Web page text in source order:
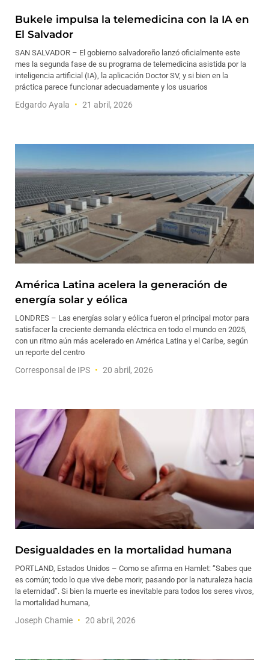
Bukele impulsa la telemedicina con la IA en
El Salvador
SAN SALVADOR – El gobierno salvadoreño lanzó oficialmente este
mes la segunda fase de su programa de telemedicina asistida por la
inteligencia artificial (IA), la aplicación Doctor SV, y si bien en la
práctica parece funcionar adecuadamente y los usuarios
Edgardo Ayala 21 abril, 2026
América Latina acelera la generación de
energía solar y eólica
LONDRES – Las energías solar y eólica fueron el principal motor para
satisfacer la creciente demanda eléctrica en todo el mundo en 2025,
con un ritmo aún más acelerado en América Latina y el Caribe, según
un reporte del centro
Corresponsal de IPS 20 abril, 2026
Desigualdades en la mortalidad humana
PORTLAND, Estados Unidos – Como se afirma en Hamlet: “Sabes que
es común; todo lo que vive debe morir, pasando por la naturaleza hacia
la eternidad”. Si bien la muerte es inevitable para todos los seres vivos,
la mortalidad humana,
Joseph Chamie 20 abril, 2026